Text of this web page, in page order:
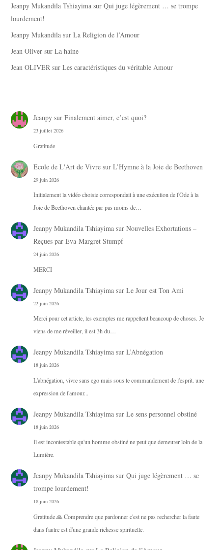
Jeanpy Mukandila Tshiayima surQui juge légèrement … se trompe
lourdement!
Jeanpy Mukandila surLa Religion de l’Amour
Jean Oliver surLa haine
Jean OLIVER surLes caractéristiques du véritable Amour
Jeanpysur Finalement aimer, c’est quoi?
23 juillet 2026
Gratitude
Ecole de L'Art de Vivresur L’Hymne à la Joie de Beethoven
29 juin 2026
Initialement la vidéo choisie correspondait à une exécution de l'Ode à la
Joie de Beethoven chantée par pas moins de…
Jeanpy Mukandila Tshiayimasur Nouvelles Exhortations –
Reçues par Eva-Margret Stumpf
24 juin 2026
MERCI
Jeanpy Mukandila Tshiayimasur Le Jour est Ton Ami
22 juin 2026
Merci pour cet article, les exemples me rappellent beaucoup de choses. Je
viens de me réveiller, il est 3h du…
Jeanpy Mukandila Tshiayimasur L’Abnégation
18 juin 2026
L'abnégation, vivre sans ego mais sous le commandement de l'esprit. une
expression de l'amour...
Jeanpy Mukandila Tshiayimasur Le sens personnel obstiné
18 juin 2026
Il est incontestable qu'un homme obstiné ne peut que demeurer loin de la
Lumière.
Jeanpy Mukandila Tshiayimasur Qui juge légèrement … se
trompe lourdement!
18 juin 2026
Gratitude 🙏 Comprendre que pardonner c'est ne pas rechercher la faute
dans l'autre est d'une grande richesse spirituelle.